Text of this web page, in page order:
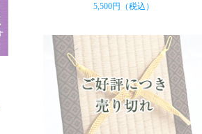
5,500円（税込）